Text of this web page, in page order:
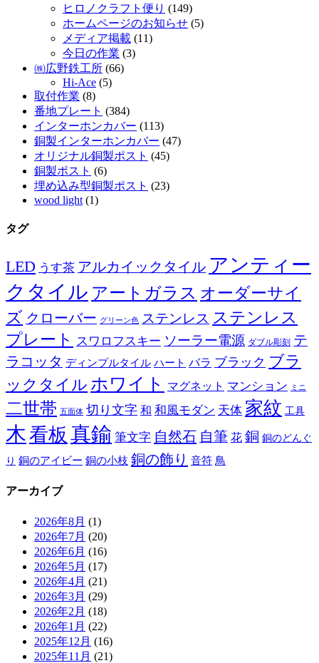
ヒロノクラフト便り (149)
ホームページのお知らせ (5)
メディア掲載 (11)
今日の作業 (3)
㈱広野鉄工所 (66)
Hi-Ace (5)
取付作業 (8)
番地プレート (384)
インターホンカバー (113)
銅製インターホンカバー (47)
オリジナル銅製ポスト (45)
銅製ポスト (6)
埋め込み型銅製ポスト (23)
wood light (1)
タグ
LED うす茶 アルカイックタイル アンティー
クタイル アートガラス オーダーサイ
ズ クローバー グリーン色 ステンレス ステンレス
プレート スワロフスキー ソーラー電源 ダブル彫刻 テ
ラコッタ ディンプルタイル ハート バラ ブラック ブラ
ックタイル ホワイト マグネット マンション ミニ
二世帯 五面体 切り文字 和 和風モダン 天体 家紋 工具
木看板 真鍮 筆文字 自然石 自筆 花 銅 銅のどんぐ
り 銅のアイビー 銅の小枝 銅の飾り 音符 鳥
アーカイブ
2026年8月 (1)
2026年7月 (20)
2026年6月 (16)
2026年5月 (17)
2026年4月 (21)
2026年3月 (29)
2026年2月 (18)
2026年1月 (22)
2025年12月 (16)
2025年11月 (21)